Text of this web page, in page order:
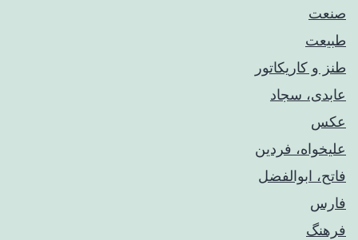
صنعت
طبیعت
طنز و کاریکاتور
عابدی، سجاد
عکس
علیخواه، فردین
فاتح، ابوالفضل
فارس
فرهنگ